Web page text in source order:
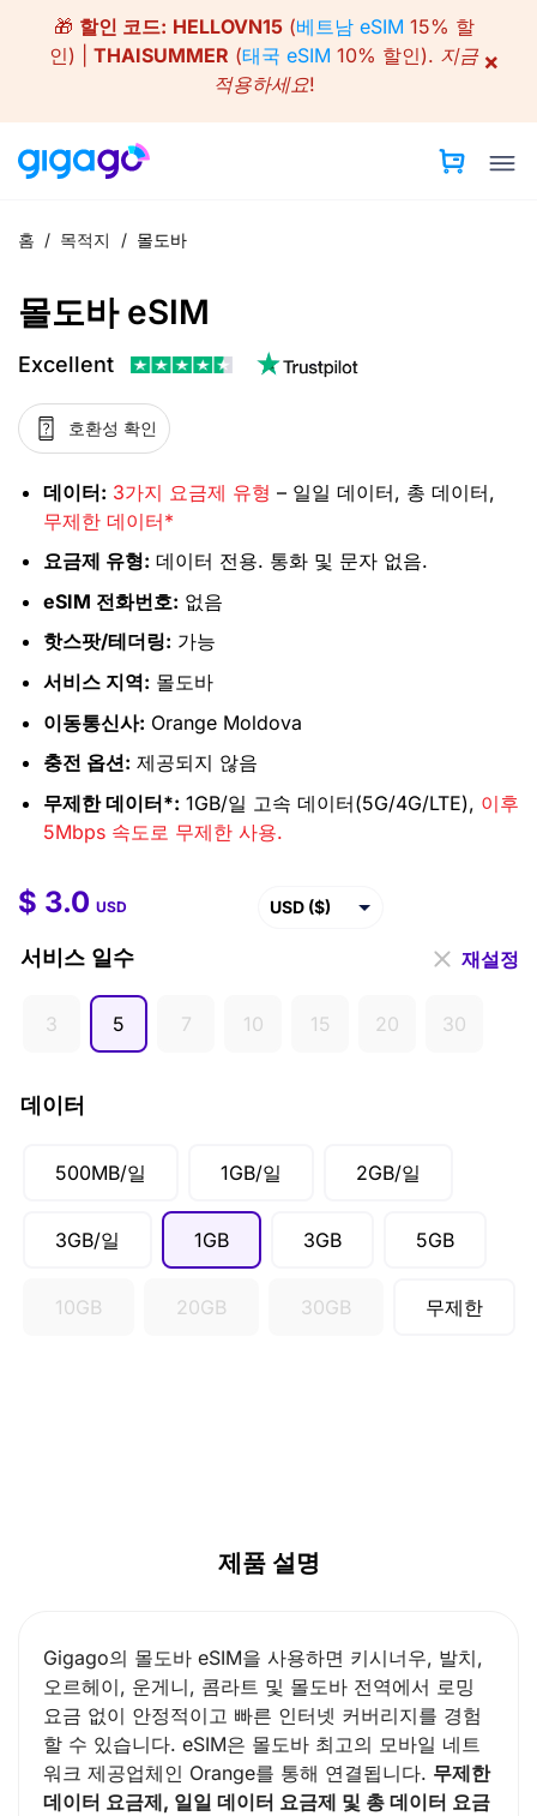
content
🎁 할인 코드: HELLOVN15(베트남 eSIM 15% 할
인) | THAISUMMER (태국 eSIM 10% 할인). 지금
적용하세요!
×
홈 / 목적지 / 몰도바
몰도바 eSIM
Excellent
호환성 확인
데이터: 3가지 요금제 유형 – 일일 데이터, 총 데이터,
무제한 데이터*
요금제 유형: 데이터 전용. 통화 및 문자 없음.
eSIM 전화번호: 없음
핫스팟/테더링: 가능
서비스 지역: 몰도바
이동통신사: Orange Moldova
충전 옵션: 제공되지 않음
무제한 데이터*: 1GB/일 고속 데이터(5G/4G/LTE), 이후
5Mbps 속도로 무제한 사용.
$ 3.0 –$ USD ($)
AUD ($)
서비스 일수
3 5 7 10 15 20 30
데이터
500MB/일 1GB/일 2GB/일
3GB/일 1GB 3GB 5GB
10GB 20GB 30GB 무제한
재설정
$ 3.0 USD
제품 설명
Gigago의 몰도바 eSIM을 사용하면 키시너우, 발치,
오르헤이, 운게니, 콤라트 및 몰도바 전역에서 로밍
요금 없이 안정적이고 빠른 인터넷 커버리지를 경험
할 수 있습니다. eSIM은 몰도바 최고의 모바일 네트
워크 제공업체인 Orange를 통해 연결됩니다. 무제한
데이터 요금제, 일일 데이터 요금제 및 총 데이터 요금